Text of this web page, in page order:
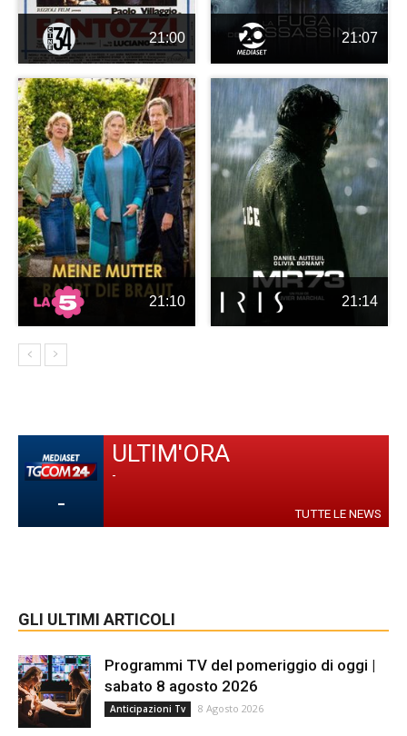
21:00 21:07
21:10 21:14
-
ULTIM'ORA
-
TUTTE LE NEWS
GLI ULTIMI ARTICOLI
Programmi TV del pomeriggio di oggi |
sabato 8 agosto 2026
Anticipazioni Tv 8 Agosto 2026